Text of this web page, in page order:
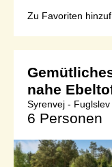
Zu Favoriten
nahe
Syrenvej -
6 Personen